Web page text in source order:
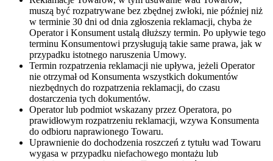
muszą być rozpatrywane bez zbędnej zwłoki, nie później niż
w terminie 30 dni od dnia zgłoszenia reklamacji, chyba że
Operator i Konsument ustalą dłuższy termin. Po upływie tego
terminu Konsumentowi przysługują takie same prawa, jak w
przypadku istotnego naruszenia Umowy.
Termin rozpatrzenia reklamacji nie upływa, jeżeli Operator
nie otrzymał od Konsumenta wszystkich dokumentów
niezbędnych do rozpatrzenia reklamacji, do czasu
dostarczenia tych dokumentów.
Operator lub podmiot wskazany przez Operatora, po
prawidłowym rozpatrzeniu reklamacji, wzywa Konsumenta
do odbioru naprawionego Towaru.
Uprawnienie do dochodzenia roszczeń z tytułu wad Towaru
wygasa w przypadku niefachowego montażu lub